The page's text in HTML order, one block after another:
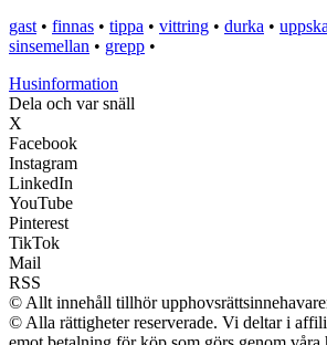
gast • finnas • tippa • vittring • durka •
sinsemellan • grepp •
Husinformation
Dela och var snäll
X
Facebook
Instagram
LinkedIn
YouTube
Pinterest
TikTok
Mail
RSS
© Allt innehåll tillhör
© Alla rättigheter reserverade. Vi deltar i